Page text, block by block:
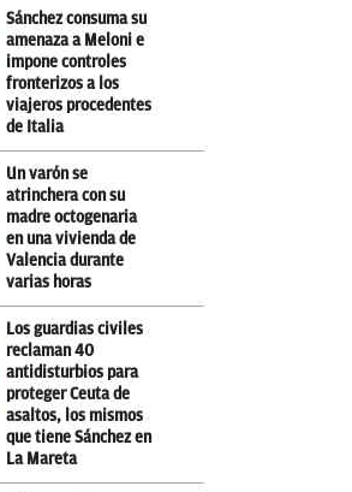
Sánchez consuma su
amenaza a Meloni e
impone controles
fronterizos a los
viajeros procedentes
de Italia
Un varón se
atrinchera con su
madre octogenaria
en una vivienda de
Valencia durante
varias horas
Los guardias civiles
reclaman 40
antidisturbios para
proteger Ceuta de
asaltos, los mismos
que tiene Sánchez en
La Mareta